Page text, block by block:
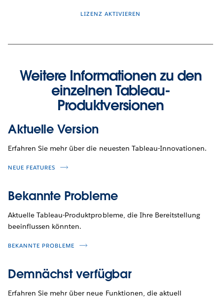
LIZENZ AKTIVIEREN
Weitere Informationen zu den
einzelnen Tableau-
Produktversionen
Aktuelle Version
Erfahren Sie mehr über die neuesten Tableau-Innovationen.
NEUE FEATURES
Bekannte Probleme
Aktuelle Tableau-Produktprobleme, die Ihre Bereitstellung
beeinflussen könnten.
BEKANNTE PROBLEME
Demnächst verfügbar
Erfahren Sie mehr über neue Funktionen, die aktuell